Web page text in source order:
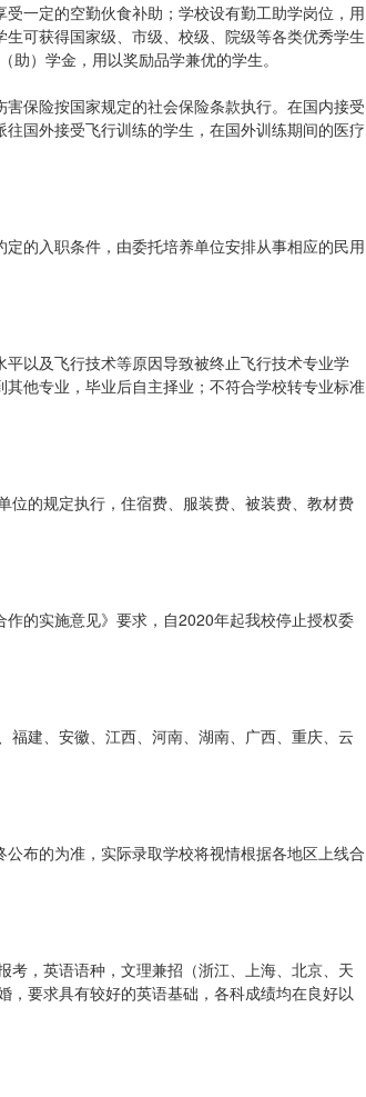
一定的空勤伙食补助；学校设有勤工助学岗位，用
可获得国家级、市级、校级、院级等各类优秀学生
）学金，用以奖励品学兼优的学生。
保险按国家规定的社会保险条款执行。在国内接受
国外接受飞行训练的学生，在国外训练期间的医疗
的入职条件，由委托培养单位安排从事相应的民用
以及飞行技术等原因导致被终止飞行技术专业学
他专业，毕业后自主择业；不符合学校转专业标准
的规定执行，住宿费、服装费、被装费、教材费
的实施意见》要求，自2020年起我校停止授权委
建、安徽、江西、河南、湖南、广西、重庆、云
布的为准，实际录取学校将视情根据各地区上线合
，英语语种，文理兼招（浙江、上海、北京、天
要求具有较好的英语基础，各科成绩均在良好以